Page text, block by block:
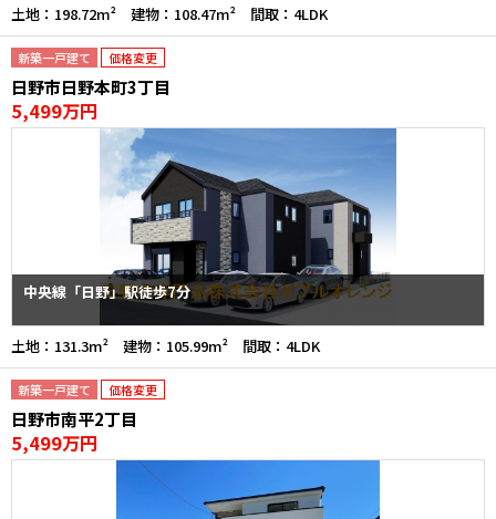
土地：198.72m² 建物：108.47m² 間取：4LDK
新築一戸建て 価格変更
日野市日野本町3丁目
5,499万円
中央線「日野」駅徒歩7分
土地：131.3m² 建物：105.99m² 間取：4LDK
新築一戸建て 価格変更
日野市南平2丁目
5,499万円